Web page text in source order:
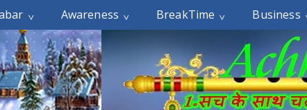
Awareness BreakTime Business